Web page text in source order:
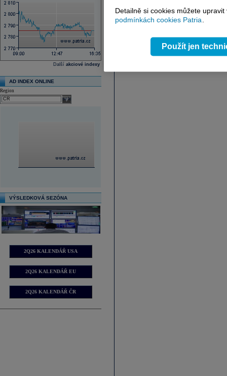
Další akciové indexy
AD INDEX ONLINE
Region
select
VÝSLEDKOVÁ SEZÓNA
2Q26 KALENDÁŘ USA
2Q26 KALENDÁŘ EU
2Q26 KALENDÁŘ ČR
Detailně si cookies můžete
podmínkách cookies Patria.
Použít jen